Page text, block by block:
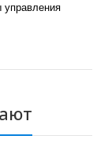
управления